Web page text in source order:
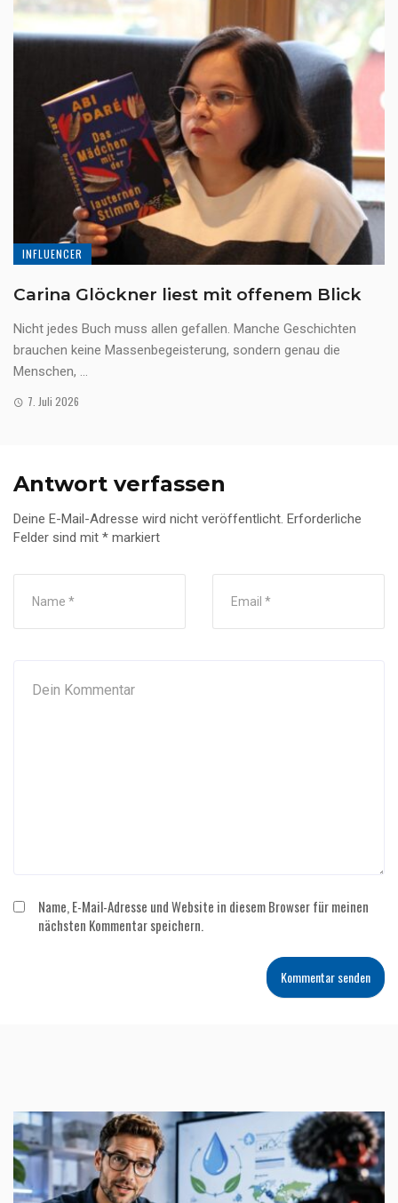
INFLUENCER
Carina Glöckner liest mit offenem Blick
Nicht jedes Buch muss allen gefallen. Manche Geschichten
brauchen keine Massenbegeisterung, sondern genau die
Menschen, ...
7. Juli 2026
Antwort verfassen
Deine E-Mail-Adresse wird nicht veröffentlicht. Erforderliche
Felder sind mit * markiert
Name, E-Mail-Adresse und Website in diesem Browser für meinen
nächsten Kommentar speichern.